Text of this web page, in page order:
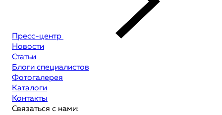
Пресс-центр
Новости
Статьи
Блоги специалистов
Фотогалерея
Каталоги
Контакты
Связаться с нами: